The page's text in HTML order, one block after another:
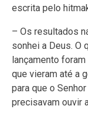
escrita pelo
– Os resultados
sonhei a Deus. O
lançamento
que vieram até a
para que o
precisavam ouvir